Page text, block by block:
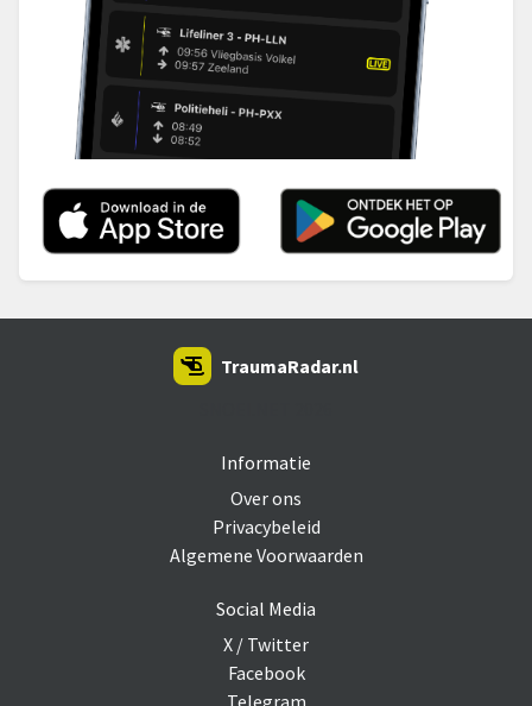
Informatie
Over ons
Privacybeleid
Algemene Voorwaarden
Social Media
X / Twitter
Facebook
Telegram
TraumaRadar.nl